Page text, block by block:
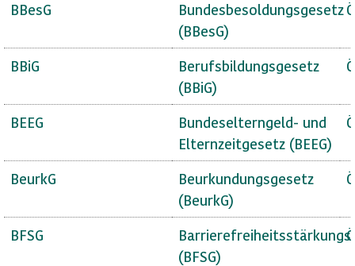
BBesG
Bundesbesoldungsgesetz
(BBesG)
BBiG
Berufsbildungsgesetz
(BBiG)
BEEG
Bundeselterngeld- und
Elternzeitgesetz (BEEG)
BeurkG
Beurkundungsgesetz
(BeurkG)
BFSG
(BFSG)